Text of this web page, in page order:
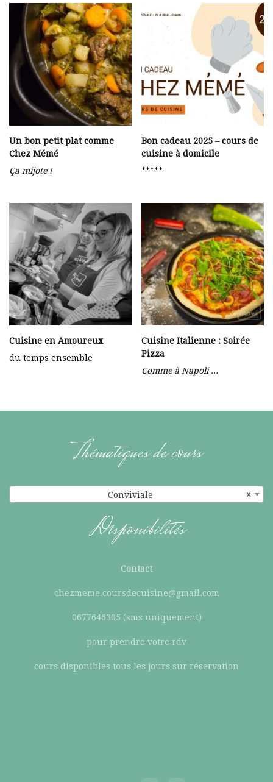
Un bon petit plat comme
Chez Mémé
Ça mijote !
Bon cadeau 2025 – cours de
cuisine à domicile
*****
Cuisine en Amoureux
du temps ensemble
Cuisine Italienne : Soirée
Pizza
Comme à Napoli …
Thématiques de cours
×
Conviviale
Disponibilités
Contact
chezmeme.coursdecuisine@gmail.com
0677646305 (sms uniquement)
pour prendre votre rdv
cours disponibles tous les jours sur réservation